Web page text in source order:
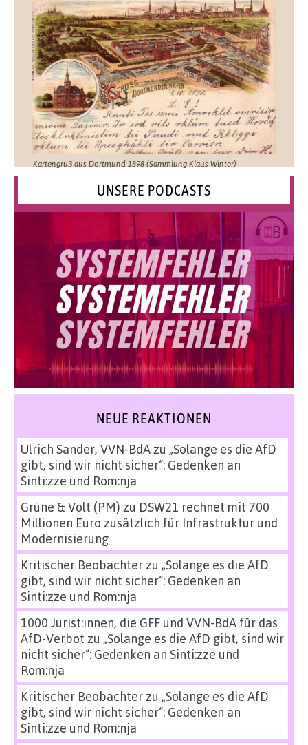
Kartengruß aus Dortmund 1898 (Sammlung Klaus Winter)
UNSERE PODCASTS
NEUE REAKTIONEN
Ulrich Sander, VVN-BdAzu „Solange es die AfD
gibt, sind wir nicht sicher“: Gedenken an
Sinti:zze und Rom:nja
Grüne & Volt (PM) zu DSW21 rechnet mit 700
Millionen Euro zusätzlich für Infrastruktur und
Modernisierung
Kritischer Beobachterzu „Solange es die AfD
gibt, sind wir nicht sicher“: Gedenken an
Sinti:zze und Rom:nja
1000 Jurist:innen, die GFF und VVN-BdA für das
AfD-Verbot zu „Solange es die AfD gibt, sind wir
nicht sicher“: Gedenken an Sinti:zze und
Rom:nja
Kritischer Beobachterzu „Solange es die AfD
gibt, sind wir nicht sicher“: Gedenken an
Sinti:zze und Rom:nja